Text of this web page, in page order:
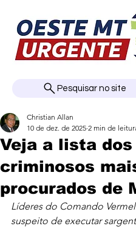
Pesquisar no site
Veja a lista dos
criminosos
procurados de
Christian Allan
10 de dez. de 2025 2 min de
Líderes do Comando
suspeito de executar